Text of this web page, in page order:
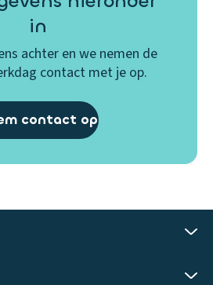
in
achter en we nemen de
contact met je op.
contact op